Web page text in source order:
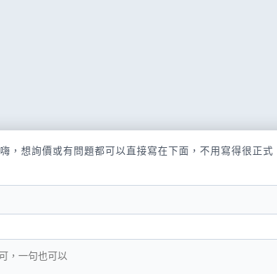
嗨，想詢價或有問題都可以直接寫在下面，不用寫得很正